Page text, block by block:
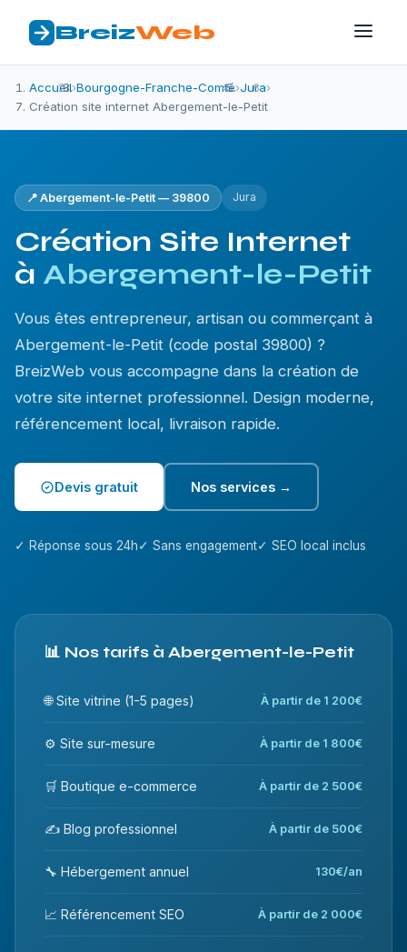
BreizWeb
Accueil›Bourgogne-Franche-Comté›Jura›
Création site internet Abergement-le-Petit
📍 Abergement-le-Petit — 39800 Jura
Création Site Internet
à Abergement-le-Petit
Vous êtes entrepreneur, artisan ou commerçant à
Abergement-le-Petit (code postal 39800) ?
BreizWeb vous accompagne dans la création de
votre site internet professionnel. Design moderne,
référencement local, livraison rapide.
Devis gratuit Nos services →
✓ Réponse sous 24h✓ Sans engagement✓ SEO local inclus
📊 Nos tarifs à Abergement-le-Petit
🌐 Site vitrine (1-5 pages) À partir de 1 200€
⚙️ Site sur-mesure À partir de 1 800€
🛒 Boutique e-commerce À partir de 2 500€
✍️ Blog professionnel À partir de 500€
🔧 Hébergement annuel 130€/an
📈 Référencement SEO À partir de 2 000€